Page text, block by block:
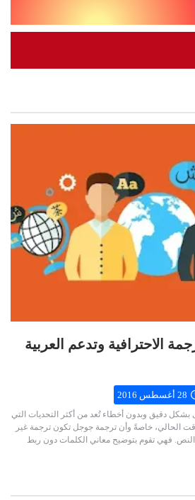
للترجمة الاحترافية وتدعم العربية
28 أغسطس 2016
دقيق وبدون أخطاء تُعد من أكثر التحديات التي
الحالي، خاصةً وأن ترجمة جوجل تكون ترجمة غير
النص. فهي تقوم بتوضيح معاني الكلمات دون ربط